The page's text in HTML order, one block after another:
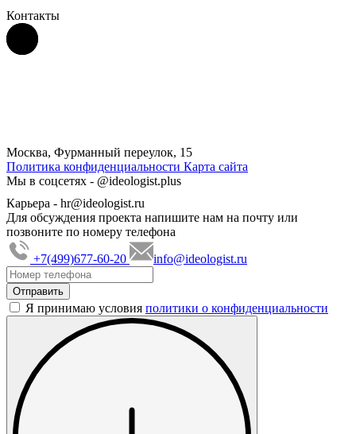
Контакты
Москва, Фурманный переулок, 15
Политика конфиденциальности Карта сайта
Мы в соцсетях - @ideologist.plus
Карьера - hr@ideologist.ru
Для обсуждения проекта напишите нам на почту или
позвоните по номеру телефона
+7(499)677-60-20
info@ideologist.ru
Я принимаю условия политики о конфиденциальности